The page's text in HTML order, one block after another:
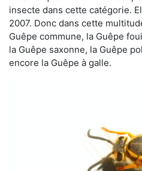
insecte dans cette catégorie.
2007. Donc dans cette
Guêpe commune, la Guêpe
la Guêpe saxonne, la Guêpe
encore la Guêpe à galle.